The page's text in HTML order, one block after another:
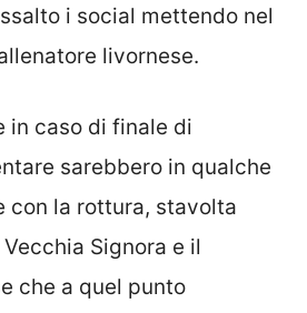
i social mettendo nel
livornese.
in caso di finale di
sarebbero in qualche
con la rottura, stavolta
Signora e il
che a quel punto